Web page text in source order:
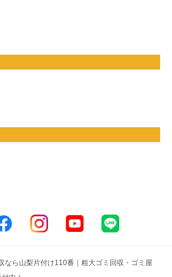
なら山梨片付け110番｜粗大ゴミ回収・ゴミ屋